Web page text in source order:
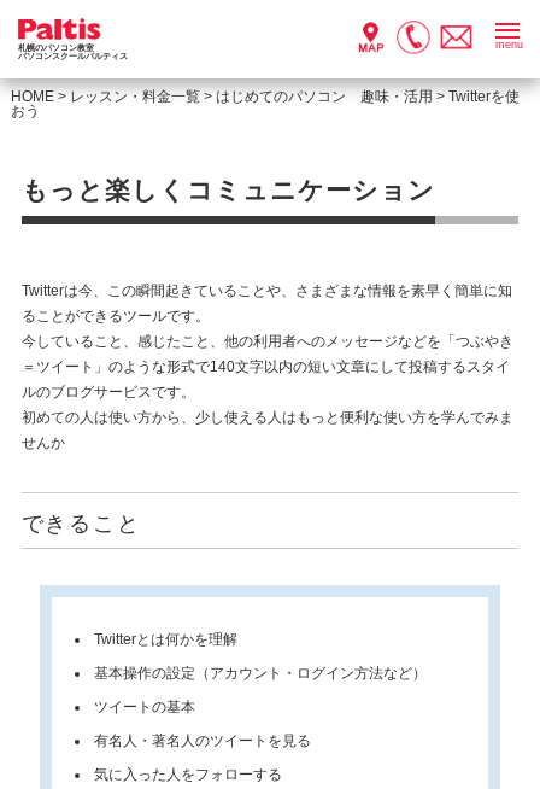
札幌のパソコン教室
パソコンスクールパルティス
menu
HOME> レッスン・料金一覧> はじめてのパソコン 趣味・活用 > Twitterを使
おう
もっと楽しくコミュニケーション
Twitterは今、この瞬間起きていることや、さまざまな情報を素早く簡単に知
ることができるツールです。
今していること、感じたこと、他の利用者へのメッセージなどを「つぶやき
＝ツイート」のような形式で140文字以内の短い文章にして投稿するスタイ
ルのブログサービスです。
初めての人は使い方から、少し使える人はもっと便利な使い方を学んでみま
せんか
できること
Twitterとは何かを理解
基本操作の設定（アカウント・ログイン方法など）
ツイートの基本
有名人・著名人のツイートを見る
気に入った人をフォローする